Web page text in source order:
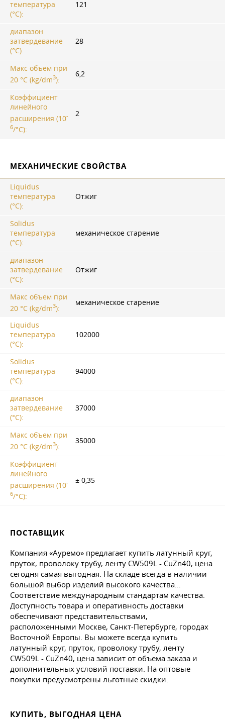
температура
(°C):
121
диапазон
затвердевание
(°C):
28
Макс объем при
20 °C (kg/dm3):
6,2
Коэффициент
линейного
расширения (10-
6/°C):
2
МЕХАНИЧЕСКИЕ СВОЙСТВА
Liquidus
температура
(°C):
Отжиг
Solidus
температура
(°C):
механическое старение
диапазон
затвердевание
(°C):
Отжиг
Макс объем при
20 °C (kg/dm3):
механическое старение
Liquidus
температура
(°C):
102000
Solidus
температура
(°C):
94000
диапазон
затвердевание
(°C):
37000
Макс объем при
20 °C (kg/dm3):
35000
Коэффициент
линейного
расширения (10-
6/°C):
± 0,35
ПОСТАВЩИК
Компания «Ауремо» предлагает купить латунный круг,
пруток, проволоку трубу, ленту CW509L - CuZn40, цена
сегодня самая выгодная. На складе всегда в наличии
большой выбор изделий высокого качества…
Соответствие международным стандартам качества.
Доступность товара и оперативность доставки
обеспечивают представительствами,
расположенными Москве, Санкт-Петербурге, городах
Восточной Европы. Вы можете всегда купить
латунный круг, пруток, проволоку трубу, ленту
CW509L - CuZn40, цена зависит от объема заказа и
дополнительных условий поставки. На оптовые
покупки предусмотрены льготные скидки.
КУПИТЬ, ВЫГОДНАЯ ЦЕНА